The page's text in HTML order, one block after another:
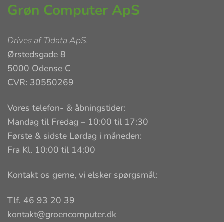
Grøn Computer ApS
Drives afTJdata ApS.
Ørstedsgade 8
5000 Odense C
CVR: 30550269
Vores telefon- & åbningstider:
Mandag til Fredag – 10:00 til 17:30
Første & sidste Lørdag i måneden:
Fra Kl. 10:00 til 14:00
Kontakt os gerne, vi elsker spørgsmål:
Tlf. 46 93 20 39
kontakt@groencomputer.dk